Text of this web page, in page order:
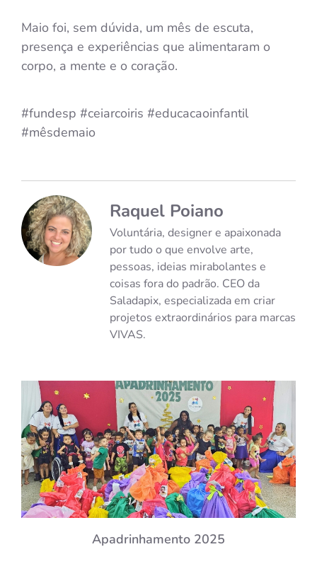
Maio foi, sem dúvida, um mês de escuta,
presença e experiências que alimentaram o
corpo, a mente e o coração.
#fundesp #ceiarcoiris #educacaoinfantil
#mêsdemaio
Raquel Poiano
Voluntária, designer e apaixonada
por tudo o que envolve arte,
pessoas, ideias mirabolantes e
coisas fora do padrão. CEO da
Saladapix, especializada em criar
projetos extraordinários para marcas
VIVAS.
Apadrinhamento 2025